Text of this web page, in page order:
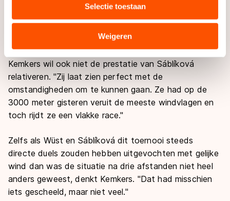
combineren met andere gegevens die u aan hen heeft
verstrekt of die zij hebben verzameld via hun services.
Sommige partners kunnen gegevens doorgeven aan
landen buiten de EU, zoals de VS, waar mogelijk geen
adequaat beschermingsniveau geldt volgens de GDPR.
Door op ‘Toestaan’ te klikken, stemt u in met deze
overdracht. Meer informatie vindt u in ons
cookiebeleid
Selectie toestaan
Weigeren
dat ze goed is en goed rijdt, terwijl ze toch een flinke
achterstand op Sáblíková heeft.
Kemkers wil ook niet de prestatie van Sáblíková
relativeren. "Zij laat zien perfect met de
omstandigheden om te kunnen gaan. Ze had op de
3000 meter gisteren veruit de meeste windvlagen en
toch rijdt ze een vlakke race."
Zelfs als Wüst en Sáblíková dit toernooi steeds
directe duels zouden hebben uitgevochten met gelijke
wind dan was de situatie na drie afstanden niet heel
anders geweest, denkt Kemkers. "Dat had misschien
iets gescheeld, maar niet veel."